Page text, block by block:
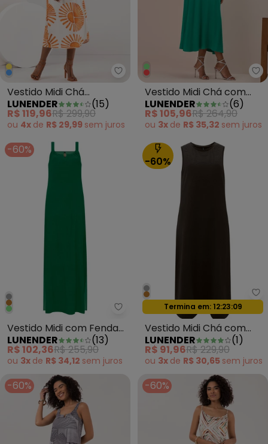
Lunender - Vestido Midi Chá
Vestido Midi Chá
Estampado com Alças
Amarelo
LUNENDER (15)
R$ 119,96R$ 299,90
ou 4x de R$ 29,99 sem juros
Vestido Midi Chá com
Gola em Viscose Verde
LUNENDER (6)
R$ 105,96R$ 264,90
ou 3x de R$ 35,32 sem juros
-60%
Lunender - Vestido Midi com
Vestido Midi com Fendas
Laterais Verde
LUNENDER (13)
R$ 102,36R$ 255,90
ou 3x de R$ 34,12 sem juros
-60%
Oferta relâmpago
Termina em: 12:23:07
Vestido Midi Chá com
Bolsos em Moletom
Marrom
LUNENDER (1)
R$ 91,96R$ 229,90
ou 3x de R$ 30,65 sem juros
-60% -60%